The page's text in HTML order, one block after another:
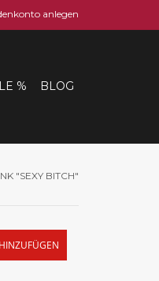
anlegen
% BLOG
"SEXY BITCH"